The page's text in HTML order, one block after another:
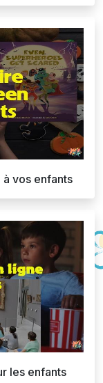
vos enfants
les enfants